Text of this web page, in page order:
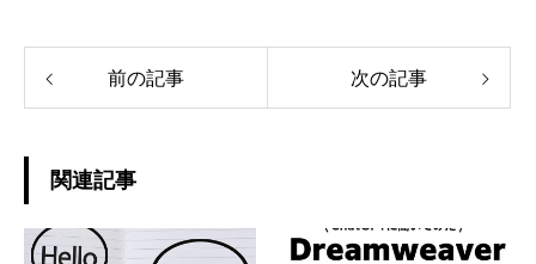
前の記事 次の記事
関連記事